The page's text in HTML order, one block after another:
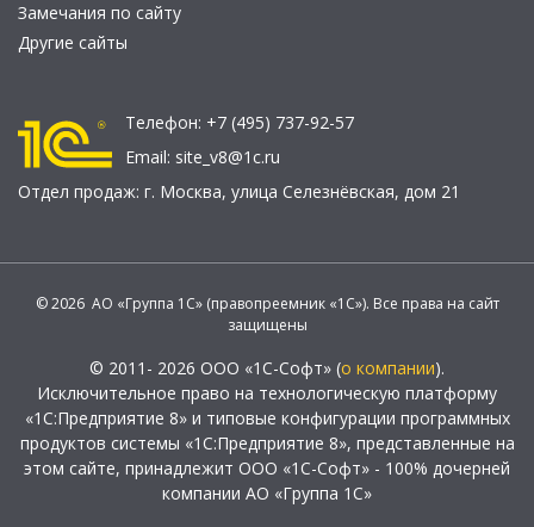
Замечания по сайту
Другие сайты
Телефон: +7 (495) 737-92-57
Email: site_v8@1c.ru
Отдел продаж: г. Москва, улица Селезнёвская, дом 21
© 2026 АО «Группа 1С» (правопреемник «1С»). Все права на сайт
защищены
© 2011- 2026 ООО «1С-Софт» (о компании).
Исключительное право на технологическую платформу
«1С:Предприятие 8» и типовые конфигурации программных
продуктов системы «1С:Предприятие 8», представленные на
этом сайте, принадлежит ООО «1С-Софт» - 100% дочерней
компании АО «Группа 1С»